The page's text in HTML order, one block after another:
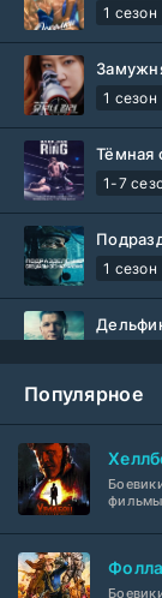
1 сезон
1 сезон
Тёмная
1-7
1 сезон
Шугар
Популярное
2024 /